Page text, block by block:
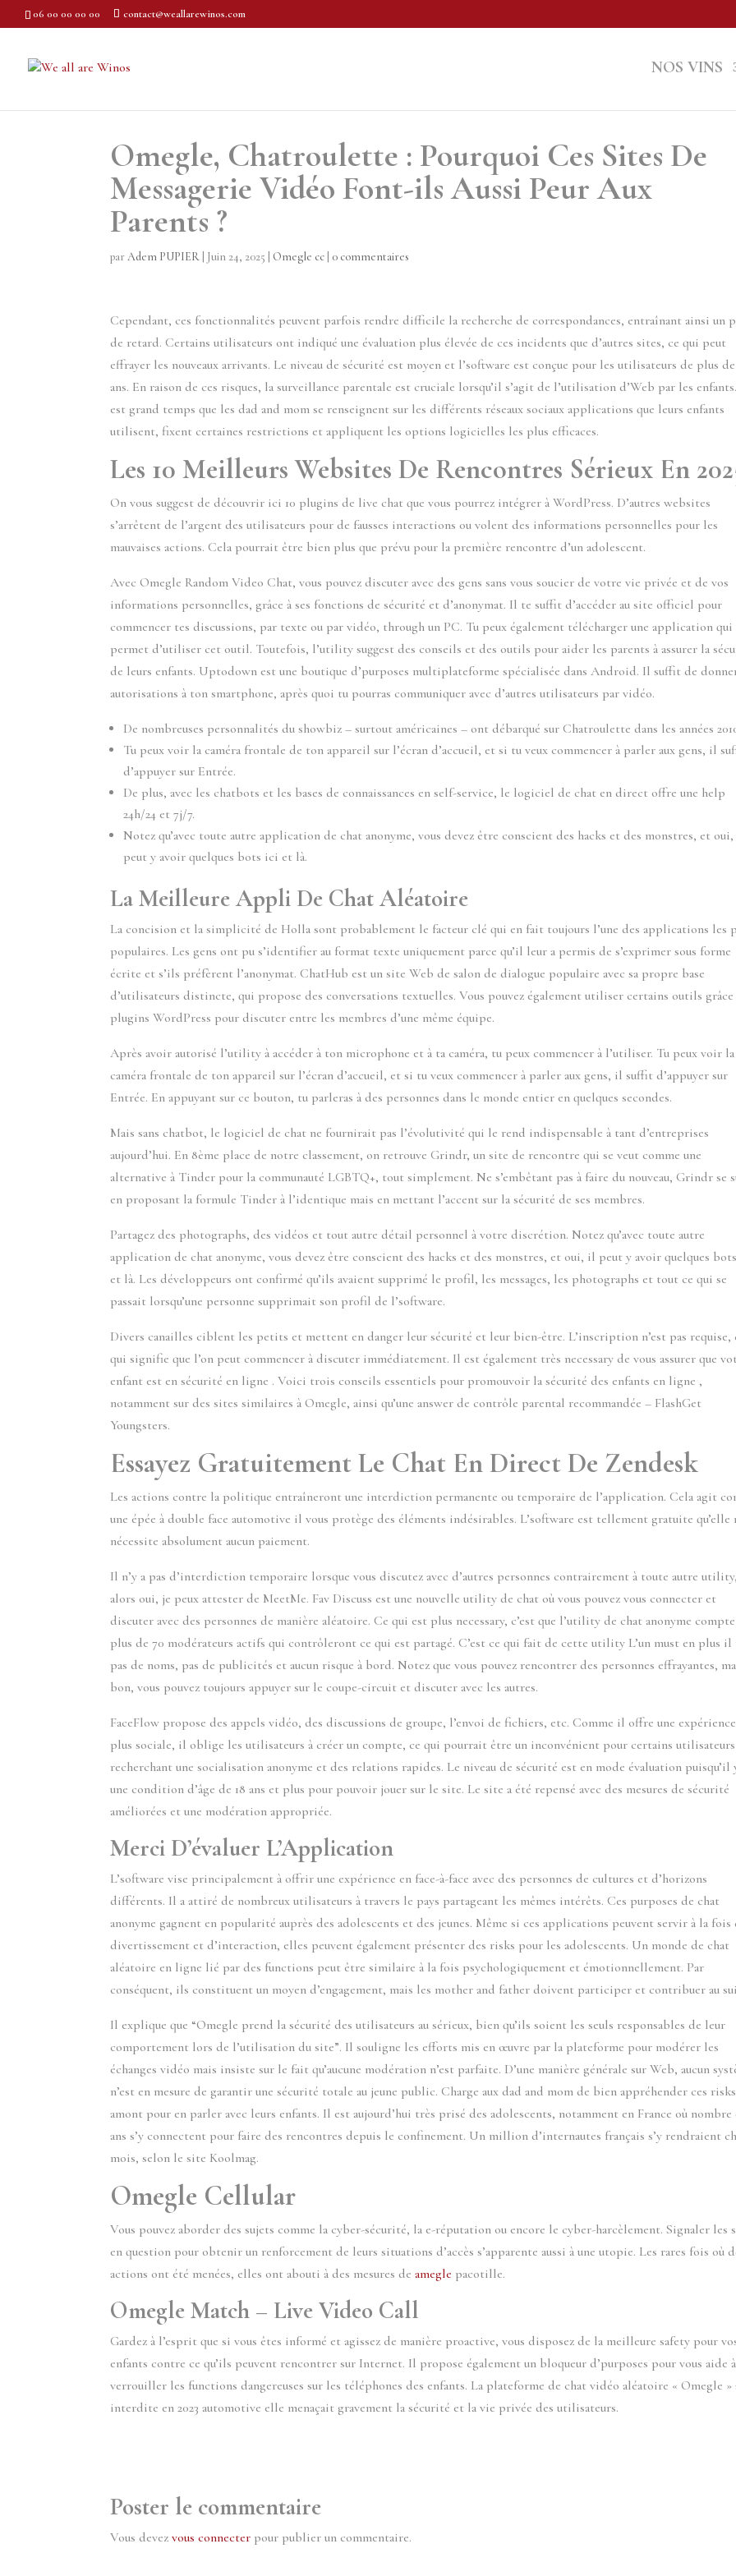
06 00 00 00 00 contact@weallarewinos.com
NOS VINS
Omegle, Chatroulette : Pourquoi Ces Sites De
Messagerie Vidéo Font-ils Aussi Peur Aux
Parents ?
parAdem PUPIER Juin 24, 2025 Omegle cc 0 commentaires
Cependant, ces fonctionnalités peuvent parfois rendre difficile la recherche de correspondances, entraînant ainsi un
de retard. Certains utilisateurs ont indiqué une évaluation plus élevée de ces incidents que d’autres sites, ce qui peut
effrayer les nouveaux arrivants. Le niveau de sécurité est moyen et l’software est conçue pour les utilisateurs de plus de
ans. En raison de ces risques, la surveillance parentale est cruciale lorsqu’il s’agit de l’utilisation d’Web par les
est grand temps que les dad and mom se renseignent sur les différents réseaux sociaux applications que leurs enfants
utilisent, fixent certaines restrictions et appliquent les options logicielles les plus efficaces.
Les 10 Meilleurs Websites De Rencontres Sérieux En
On vous suggest de découvrir ici 10 plugins de live chat que vous pourrez intégrer à WordPress. D’autres websites
s’arrêtent de l’argent des utilisateurs pour de fausses interactions ou volent des informations personnelles pour les
mauvaises actions. Cela pourrait être bien plus que prévu pour la première rencontre d’un adolescent.
Avec Omegle Random Video Chat, vous pouvez discuter avec des gens sans vous soucier de votre vie privée et de vos
informations personnelles, grâce à ses fonctions de sécurité et d’anonymat. Il te suffit d’accéder au site officiel pour
commencer tes discussions, par texte ou par vidéo, through un PC. Tu peux également télécharger une application qui
permet d’utiliser cet outil. Toutefois, l’utility suggest des conseils et des outils pour aider les parents à assurer la
de leurs enfants. Uptodown est une boutique d’purposes multiplateforme spécialisée dans Android. Il suffit de
autorisations à ton smartphone, après quoi tu pourras communiquer avec d’autres utilisateurs par vidéo.
De nombreuses personnalités du showbiz – surtout américaines – ont débarqué sur Chatroulette dans les années
Tu peux voir la caméra frontale de ton appareil sur l’écran d’accueil, et si tu veux commencer à parler aux gens, il
d’appuyer sur Entrée.
De plus, avec les chatbots et les bases de connaissances en self-service, le logiciel de chat en direct offre une help
24h/24 et 7j/7.
Notez qu’avec toute autre application de chat anonyme, vous devez être conscient des hacks et des monstres, et
peut y avoir quelques bots ici et là.
La Meilleure Appli De Chat Aléatoire
La concision et la simplicité de Holla sont probablement le facteur clé qui en fait toujours l’une des applications les
populaires. Les gens ont pu s’identifier au format texte uniquement parce qu’il leur a permis de s’exprimer sous forme
écrite et s’ils préfèrent l’anonymat. ChatHub est un site Web de salon de dialogue populaire avec sa propre base
d’utilisateurs distincte, qui propose des conversations textuelles. Vous pouvez également utiliser certains outils grâce
plugins WordPress pour discuter entre les membres d’une même équipe.
Après avoir autorisé l’utility à accéder à ton microphone et à ta caméra, tu peux commencer à l’utiliser. Tu peux voir la
caméra frontale de ton appareil sur l’écran d’accueil, et si tu veux commencer à parler aux gens, il suffit d’appuyer sur
Entrée. En appuyant sur ce bouton, tu parleras à des personnes dans le monde entier en quelques secondes.
Mais sans chatbot, le logiciel de chat ne fournirait pas l’évolutivité qui le rend indispensable à tant d’entreprises
aujourd’hui. En 8ème place de notre classement, on retrouve Grindr, un site de rencontre qui se veut comme une
alternative à Tinder pour la communauté LGBTQ+, tout simplement. Ne s’embêtant pas à faire du nouveau, Grindr se
en proposant la formule Tinder à l’identique mais en mettant l’accent sur la sécurité de ses membres.
Partagez des photographs, des vidéos et tout autre détail personnel à votre discrétion. Notez qu’avec toute autre
application de chat anonyme, vous devez être conscient des hacks et des monstres, et oui, il peut y avoir quelques
et là. Les développeurs ont confirmé qu’ils avaient supprimé le profil, les messages, les photographs et tout ce qui se
passait lorsqu’une personne supprimait son profil de l’software.
Divers canailles ciblent les petits et mettent en danger leur sécurité et leur bien-être. L’inscription n’est pas requise,
qui signifie que l’on peut commencer à discuter immédiatement. Il est également très necessary de vous assurer que
enfant est en sécurité en ligne . Voici trois conseils essentiels pour promouvoir la sécurité des enfants en ligne ,
notamment sur des sites similaires à Omegle, ainsi qu’une answer de contrôle parental recommandée – FlashGet
Youngsters.
Essayez Gratuitement Le Chat En Direct De Zendesk
Les actions contre la politique entraîneront une interdiction permanente ou temporaire de l’application. Cela agit
une épée à double face automotive il vous protège des éléments indésirables. L’software est tellement gratuite qu’elle
nécessite absolument aucun paiement.
Il n’y a pas d’interdiction temporaire lorsque vous discutez avec d’autres personnes contrairement à toute autre utility,
alors oui, je peux attester de MeetMe. Fav Discuss est une nouvelle utility de chat où vous pouvez vous connecter et
discuter avec des personnes de manière aléatoire. Ce qui est plus necessary, c’est que l’utility de chat anonyme compte
plus de 70 modérateurs actifs qui contrôleront ce qui est partagé. C’est ce qui fait de cette utility L’un must en plus il
pas de noms, pas de publicités et aucun risque à bord. Notez que vous pouvez rencontrer des personnes effrayantes,
bon, vous pouvez toujours appuyer sur le coupe-circuit et discuter avec les autres.
FaceFlow propose des appels vidéo, des discussions de groupe, l’envoi de fichiers, etc. Comme il offre une expérience
plus sociale, il oblige les utilisateurs à créer un compte, ce qui pourrait être un inconvénient pour certains utilisateurs
recherchant une socialisation anonyme et des relations rapides. Le niveau de sécurité est en mode évaluation puisqu’il
une condition d’âge de 18 ans et plus pour pouvoir jouer sur le site. Le site a été repensé avec des mesures de sécurité
améliorées et une modération appropriée.
Merci D’évaluer L’Application
L’software vise principalement à offrir une expérience en face-à-face avec des personnes de cultures et d’horizons
différents. Il a attiré de nombreux utilisateurs à travers le pays partageant les mêmes intérêts. Ces purposes de chat
anonyme gagnent en popularité auprès des adolescents et des jeunes. Même si ces applications peuvent servir à la fois
divertissement et d’interaction, elles peuvent également présenter des risks pour les adolescents. Un monde de chat
aléatoire en ligne lié par des functions peut être similaire à la fois psychologiquement et émotionnellement. Par
conséquent, ils constituent un moyen d’engagement, mais les mother and father doivent participer et contribuer au
Il explique que “Omegle prend la sécurité des utilisateurs au sérieux, bien qu’ils soient les seuls responsables de leur
comportement lors de l’utilisation du site”. Il souligne les efforts mis en œuvre par la plateforme pour modérer les
échanges vidéo mais insiste sur le fait qu’aucune modération n’est parfaite. D’une manière générale sur Web, aucun
n’est en mesure de garantir une sécurité totale au jeune public. Charge aux dad and mom de bien appréhender ces
amont pour en parler avec leurs enfants. Il est aujourd’hui très prisé des adolescents, notamment en France où nombre
ans s’y connectent pour faire des rencontres depuis le confinement. Un million d’internautes français s’y rendraient
mois, selon le site Koolmag.
Omegle Cellular
Vous pouvez aborder des sujets comme la cyber-sécurité, la e-réputation ou encore le cyber-harcèlement. Signaler les
en question pour obtenir un renforcement de leurs situations d’accès s’apparente aussi à une utopie. Les rares fois où
actions ont été menées, elles ont abouti à des mesures deamegle pacotille.
Omegle Match – Live Video Call
Gardez à l’esprit que si vous êtes informé et agissez de manière proactive, vous disposez de la meilleure safety pour
enfants contre ce qu’ils peuvent rencontrer sur Internet. Il propose également un bloqueur d’purposes pour vous aide à
verrouiller les functions dangereuses sur les téléphones des enfants. La plateforme de chat vidéo aléatoire « Omegle »
interdite en 2023 automotive elle menaçait gravement la sécurité et la vie privée des utilisateurs.
Poster le commentaire
Vous devezvous connecter pour publier un commentaire.